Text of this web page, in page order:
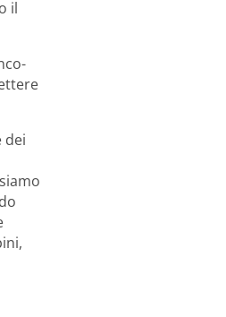
il
dei